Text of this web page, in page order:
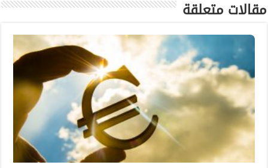
مقالات متعلقة